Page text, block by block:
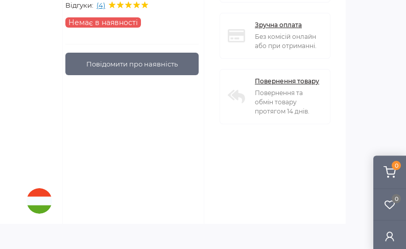
0
0
Відгуки: (4)
Немає в наявності
Повідомити про наявність
Зручна оплата
Без комісій онлайн
або при отриманні.
Повернення товару
Повернення та
обмін товару
протягом 14 днів.